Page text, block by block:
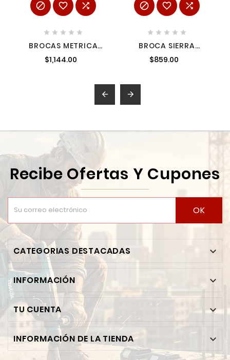
  
    
BROCAS METRICA
JUEGO DE 10 PIEZAS
AMIL48894670
$1,144.00
  
    
BROCA SIERRA
ENDURECIDA ICE
HARNED 5"
$859.00
 
Recibe Ofertas Y Cupones
OK
CATEGORIAS DESTACADAS 
INFORMACIÓN 
TU CUENTA 
INFORMACIÓN DE LA TIENDA 